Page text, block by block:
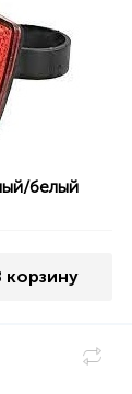
белый
корзину